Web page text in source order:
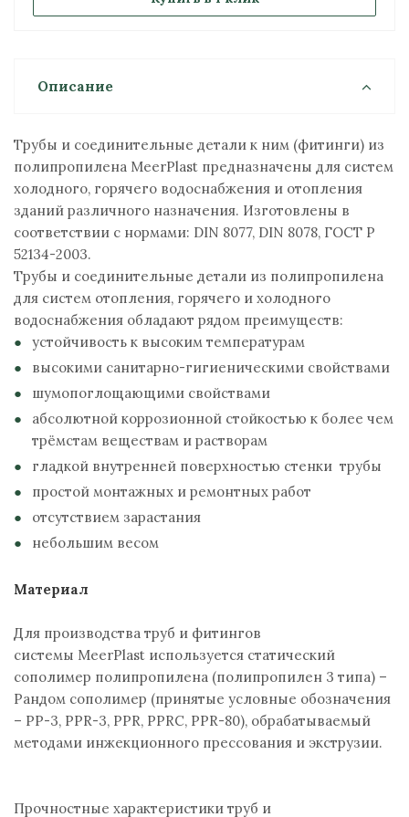
Описание
Трубы и соединительные детали к ним (фитинги) из
полипропилена MeerPlast предназначены для систем
холодного, горячего водоснабжения и отопления
зданий различного назначения. Изготовлены в
соответствии с нормами: DIN 8077, DIN 8078, ГОСТ P
52134-2003.
Трубы и соединительные детали из полипропилена
для систем отопления, горячего и холодного
водоснабжения обладают рядом преимуществ:
устойчивость к высоким температурам
высокими санитарно-гигиеническими свойствами
шумопоглощающими свойствами
абсолютной коррозионной стойкостью к более чем
трёмстам веществам и растворам
гладкой внутренней поверхностью стенки трубы
простой монтажных и ремонтных работ
отсутствием зарастания
небольшим весом
Материал
Для производства труб и фитингов
системы MeerPlast используется статический
сополимер полипропилена (полипропилен 3 типа) –
Рандом сополимер (принятые условные обозначения
– PP-3, PPR-3, PPR, PPRC, PPR-80), обрабатываемый
методами инжекционного прессования и экструзии.
Прочностные характеристики труб и